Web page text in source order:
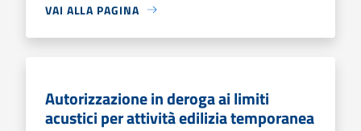
VAI ALLA PAGINA
Autorizzazione in deroga ai limiti
acustici per attività edilizia temporanea